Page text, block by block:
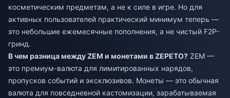
косметическим предметам, а не к силе в игре. Но для
активных пользователей практический минимум теперь —
это небольшие ежемесячные пополнения, а не чистый F2P-
гринд.
В чем разница между ZEM и монетами в ZEPETO? ZEM —
это премиум-валюта для лимитированных нарядов,
пропусков событий и эксклюзивов. Монеты — это обычная
валюта для повседневной кастомизации, зарабатываемая